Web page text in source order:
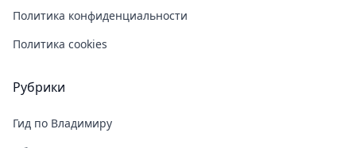
Политика конфиденциальности
Политика cookies
Рубрики
Гид по Владимиру